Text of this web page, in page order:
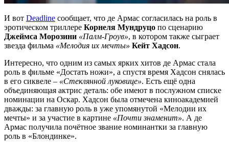
И вот Deadline сообщает, что де Армас согласилась на роль в
эротическом триллере Корнеля Мундруцо по сценарию
Джеймса Морозини «Палм-Гроув», в котором также сыграет
звезда фильма «Мелодия их мечты» Кейт Хадсон.
Интересно, что одним из самых ярких хитов де Армас стала
роль в фильме «Достать ножи», а спустя время Хадсон снялась
в его сиквеле – «Стеклянной луковице». Есть ещё одна
объединяющая актрис деталь: обе имеют в послужном списке
номинации на Оскар. Хадсон была отмечена киноакадемией
дважды: за главную роль в уже упомянутой «Мелодии их
мечты» и за участие в картине «Почти знаменит». А де
Армас получила почётное звание номинантки за главную
роль в «Блондинке».